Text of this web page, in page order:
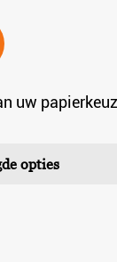
uw
opties